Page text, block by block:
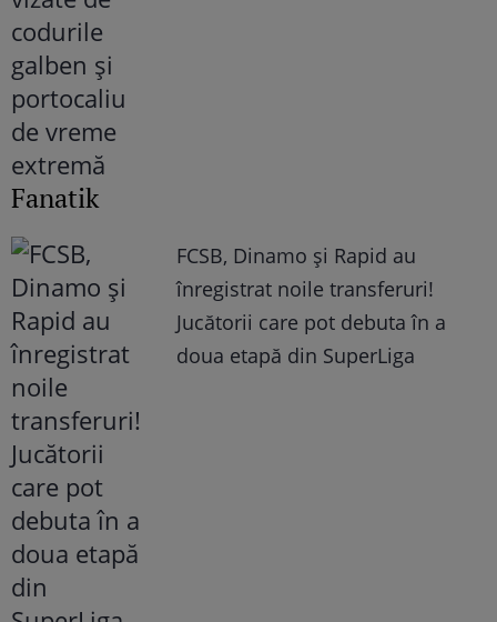
Fanatik
FCSB, Dinamo şi Rapid au
înregistrat noile transferuri!
Jucătorii care pot debuta în a
doua etapă din SuperLiga